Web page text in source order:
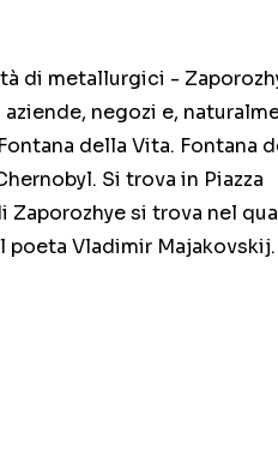
di metallurgici -
negozi e,
della Vita. Fontana
Si trova in Piazza
Zaporozhye si trova nel
poeta Vladimir Majakovskij.